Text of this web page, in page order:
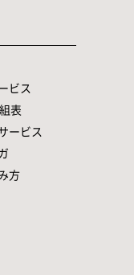
ビス
表
ービス
方